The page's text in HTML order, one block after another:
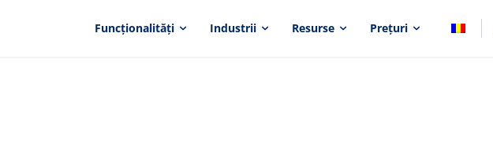
Funcționalități Industrii Resurse Prețuri